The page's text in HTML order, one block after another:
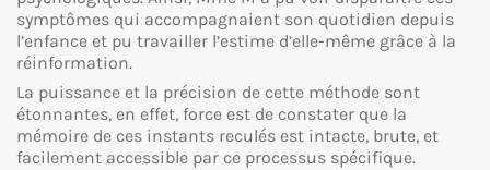
symptômes qui accompagnaient son quotidien depuis
l’enfance et pu travailler l’estime d’elle-même grâce à la
réinformation.
La puissance et la précision de cette méthode sont
étonnantes, en effet, force est de constater que la
mémoire de ces instants reculés est intacte, brute, et
facilement accessible par ce processus spécifique.